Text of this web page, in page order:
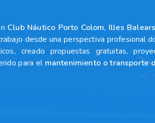
Club Náutico Porto Colom, Illes Balears
desde una perspectiva profesional
creado propuestas gratuitas,
para el mantenimiento o transporte